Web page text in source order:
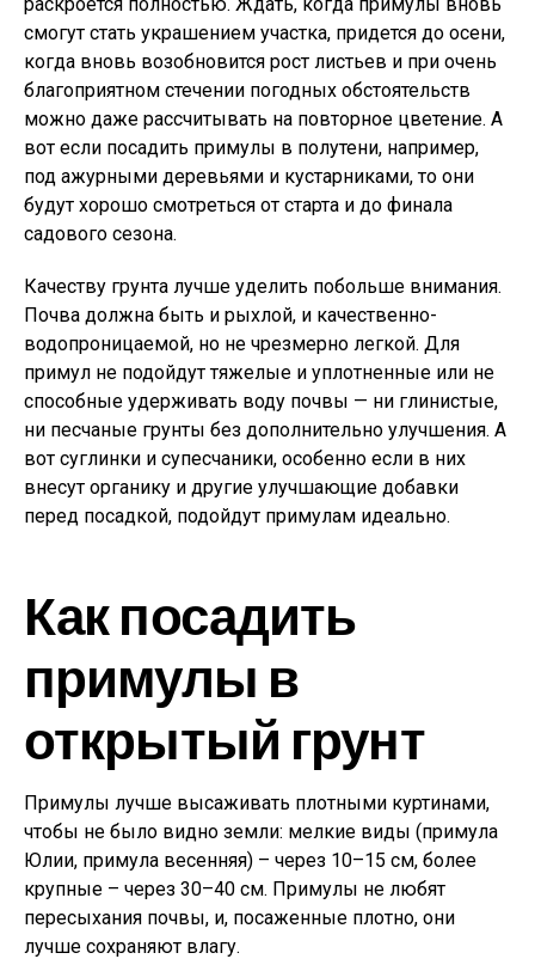
смогут стать украшением участка, придется до осени,
когда вновь возобновится рост листьев и при очень
благоприятном стечении погодных обстоятельств
можно даже рассчитывать на повторное цветение. А
вот если посадить примулы в полутени, например,
под ажурными деревьями и кустарниками, то они
будут хорошо смотреться от старта и до финала
садового сезона.
Качеству грунта лучше уделить побольше внимания.
Почва должна быть и рыхлой, и качественно-
водопроницаемой, но не чрезмерно легкой. Для
примул не подойдут тяжелые и уплотненные или не
способные удерживать воду почвы — ни глинистые,
ни песчаные грунты без дополнительно улучшения. А
вот суглинки и супесчаники, особенно если в них
внесут органику и другие улучшающие добавки
перед посадкой, подойдут примулам идеально.
Как посадить
примулы в
открытый грунт
Примулы лучше высаживать плотными куртинами,
чтобы не было видно земли: мелкие виды (примула
Юлии, примула весенняя) – через 10–15 см, более
крупные – через 30–40 см. Примулы не любят
пересыхания почвы, и, посаженные плотно, они
лучше сохраняют влагу.